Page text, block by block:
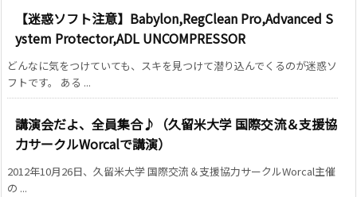
【迷惑ソフト注意】Babylon,RegClean Pro,Advanced S
ystem Protector,ADL UNCOMPRESSOR
どんなに気をつけていても、スキを見つけて潜り込んでくるのが迷惑ソ
フトです。 ある ...
講演会だよ、全員集合♪（久留米大学 国際交流＆支援協
力サークルWorcalで講演）
2012年10月26日、久留米大学 国際交流＆支援協力サークルWorcal主催
の ...